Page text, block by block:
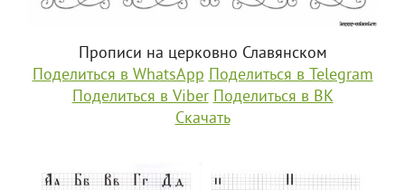
Прописи на церковно Славянском
Поделиться в WhatsApp Поделиться в Telegram
Поделиться в Viber Поделиться в ВК
Скачать